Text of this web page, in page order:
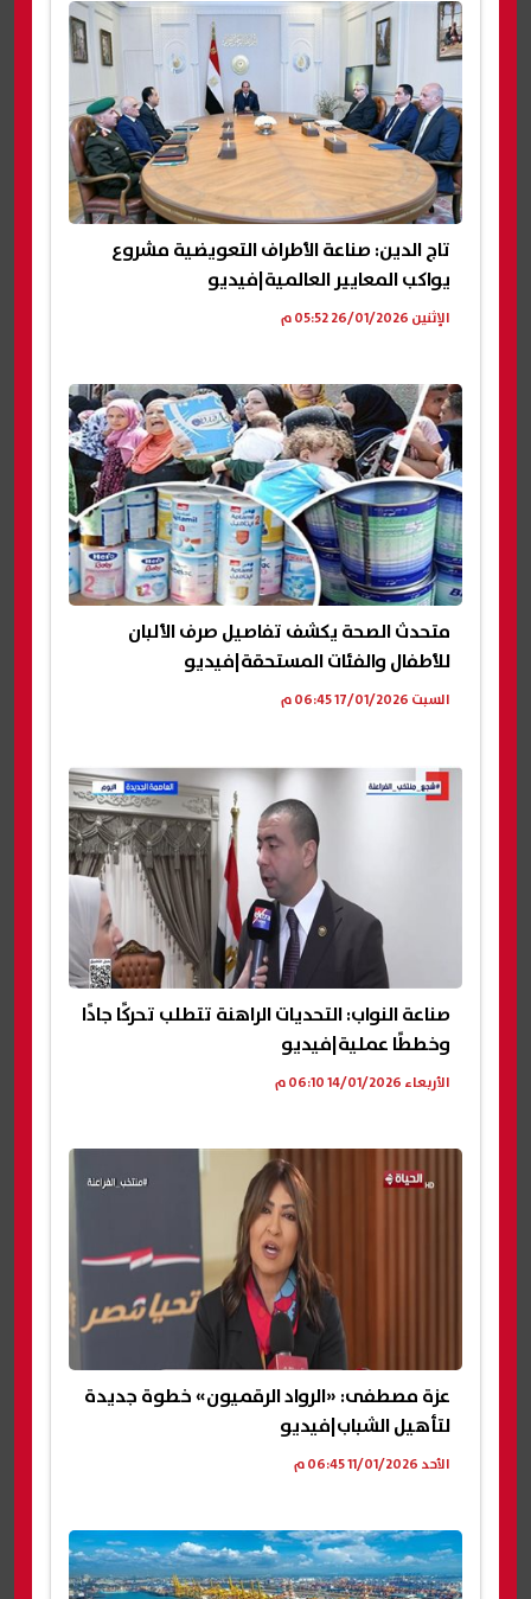
تاج الدين: صناعة الأطراف التعويضية مشروع
يواكب المعايير العالمية|فيديو
الإثنين 26/01/2026 05:52 م
متحدث الصحة يكشف تفاصيل صرف الألبان
للأطفال والفئات المستحقة|فيديو
السبت 17/01/2026 06:45 م
صناعة النواب: التحديات الراهنة تتطلب تحركًا جادًا
وخططًا عملية|فيديو
الأربعاء 14/01/2026 06:10 م
عزة مصطفى: «الرواد الرقميون» خطوة جديدة
لتأهيل الشباب|فيديو
الأحد 11/01/2026 06:45 م